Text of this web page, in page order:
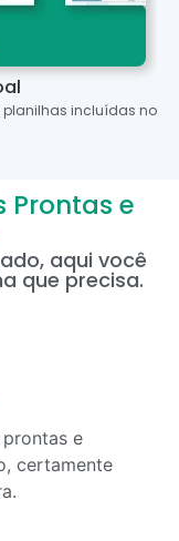
incluídas no
Prontas e
aqui você
que precisa.
e
certamente